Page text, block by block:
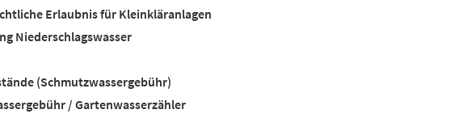
Erlaubnis für Kleinkläranlagen
Niederschlagswasser
(Schmutzwassergebühr)
/ Gartenwasserzähler